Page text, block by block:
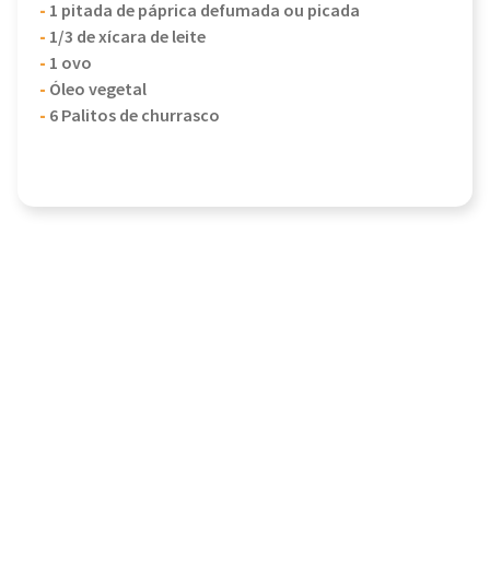
- 1 pitada de páprica defumada ou picada
- 1/3 de xícara de leite
- 1 ovo
- Óleo vegetal
- 6 Palitos de churrasco